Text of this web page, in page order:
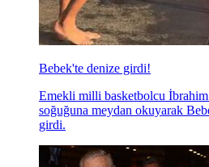
Bebek'te denize girdi!
Emekli milli basketbolcu İbrahim
soğuğuna meydan okuyarak
girdi.